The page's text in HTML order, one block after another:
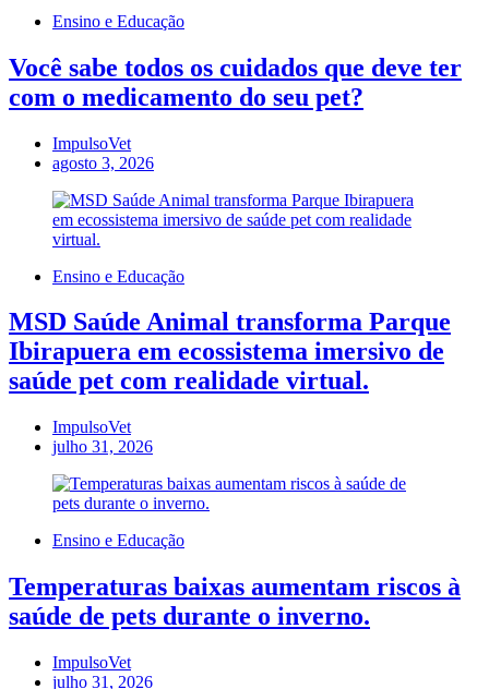
Ensino e Educação
Você sabe todos os cuidados que deve ter
com o medicamento do seu pet?
ImpulsoVet
agosto 3, 2026
Ensino e Educação
MSD Saúde Animal transforma Parque
Ibirapuera em ecossistema imersivo de
saúde pet com realidade virtual.
ImpulsoVet
julho 31, 2026
Ensino e Educação
Temperaturas baixas aumentam riscos à
saúde de pets durante o inverno.
ImpulsoVet
julho 31, 2026